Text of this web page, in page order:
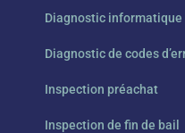
Diagnostic informatique
Diagnostic de codes
Inspection préachat
Inspection de fin de bail